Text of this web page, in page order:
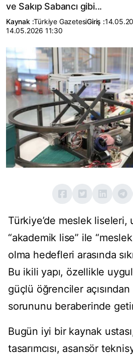
ve Sakıp Sabancı gibi...
Kaynak :Türkiye GazetesiGiriş :
14.05.2026 11:30
Türkiye’de meslek liseleri,
“akademik lise” ile
olma hedefleri arasında
Bu ikili yapı, özellikle
güçlü öğrenciler
sorununu beraberinde
Bugün iyi bir kaynak
tasarımcısı, asansör